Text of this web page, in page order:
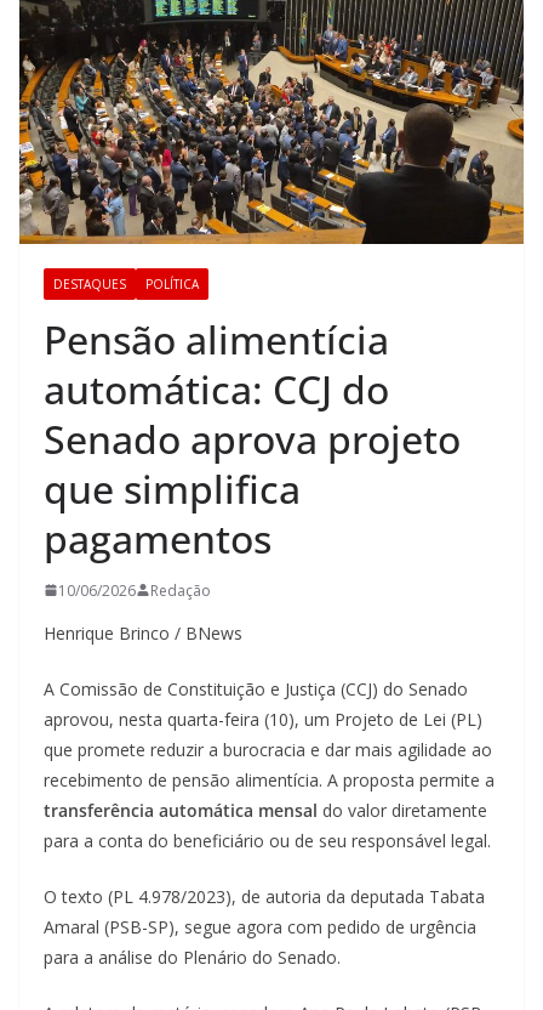
DESTAQUES POLÍTICA
Pensão alimentícia
automática: CCJ do
Senado aprova projeto
que simplifica
pagamentos
10/06/2026 Redação
Henrique Brinco / BNews
A Comissão de Constituição e Justiça (CCJ) do Senado
aprovou, nesta quarta-feira (10), um Projeto de Lei (PL)
que promete reduzir a burocracia e dar mais agilidade ao
recebimento de pensão alimentícia. A proposta permite a
transferência automática mensal do valor diretamente
para a conta do beneficiário ou de seu responsável legal.
O texto (PL 4.978/2023), de autoria da deputada Tabata
Amaral (PSB-SP), segue agora com pedido de urgência
para a análise do Plenário do Senado.